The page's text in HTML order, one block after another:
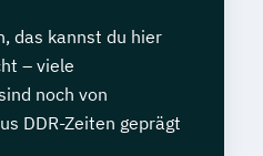
das kannst du hier
– viele
noch von
DDR-Zeiten geprägt